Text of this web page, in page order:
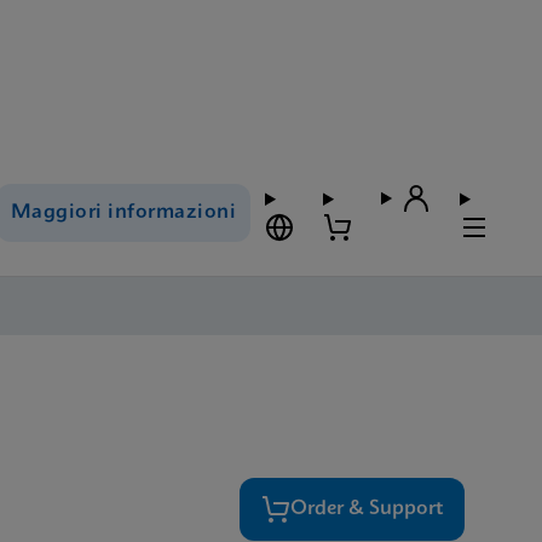
Maggiori informazioni
Order & Support